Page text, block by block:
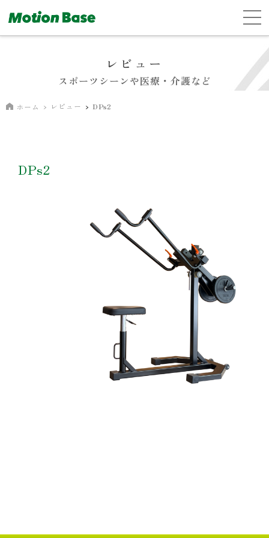
レビュー
スポーツシーンや医療・介護など
ホーム レビュー DPs2
DPs2